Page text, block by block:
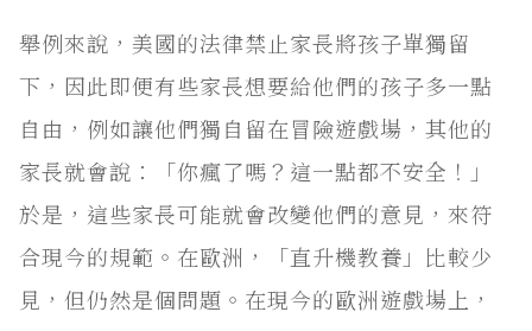
舉例來說，美國的法律禁止家長將孩子單獨留
下，因此即便有些家長想要給他們的孩子多一點
自由，例如讓他們獨自留在冒險遊戲場，其他的
家長就會說：「你瘋了嗎？這一點都不安全！」
於是，這些家長可能就會改變他們的意見，來符
合現今的規範。在歐洲，「直升機教養」比較少
見，但仍然是個問題。在現今的歐洲遊戲場上，